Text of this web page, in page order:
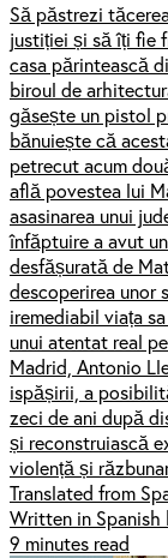
Să păstrezi
justiției și să îți fie
casa părintească
biroul de
găsește un pistol
bănuiește că
petrecut acum
află povestea lui
asasinarea unui
înfăptuire a avut
desfășurată de
descoperirea unor
iremediabil viața
unui atentat real
Madrid, Antonio
ispășirii, a
zeci de ani după
și reconstruiască
violență și
Translated from
Written in Spanish
9 minutes read